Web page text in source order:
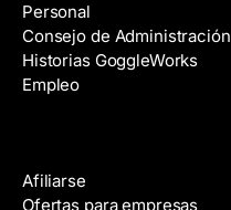
Personal
Consejo de Administración
Historias GoggleWorks
Empleo
Afiliarse
Ofertas para empresas